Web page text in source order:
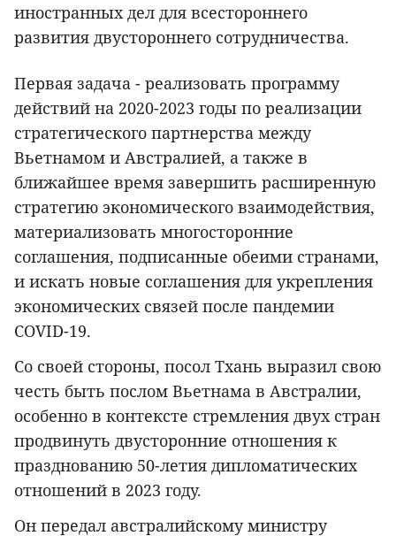
иностранных дел для всестороннего
развития двустороннего сотрудничества.
Первая задача - реализовать программу
действий на 2020-2023 годы по реализации
стратегического партнерства между
Вьетнамом и Австралией, а также в
ближайшее время завершить расширенную
стратегию экономического взаимодействия,
материализовать многосторонние
соглашения, подписанные обеими странами,
и искать новые соглашения для укрепления
экономических связей после пандемии
COVID-19.
Со своей стороны, посол Тхань выразил свою
честь быть послом Вьетнама в Австралии,
особенно в контексте стремления двух стран
продвинуть двусторонние отношения к
празднованию 50-летия дипломатических
отношений в 2023 году.
Он передал австралийскому министру